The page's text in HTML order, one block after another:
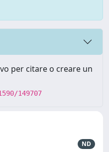
per citare o creare un
149707
ND